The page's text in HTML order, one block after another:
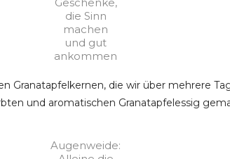
die Sinn
machen
und gut
ankommen
Granatapfelkernen, die wir über mehrere
und aromatischen Granatapfelessig
Augenweide: